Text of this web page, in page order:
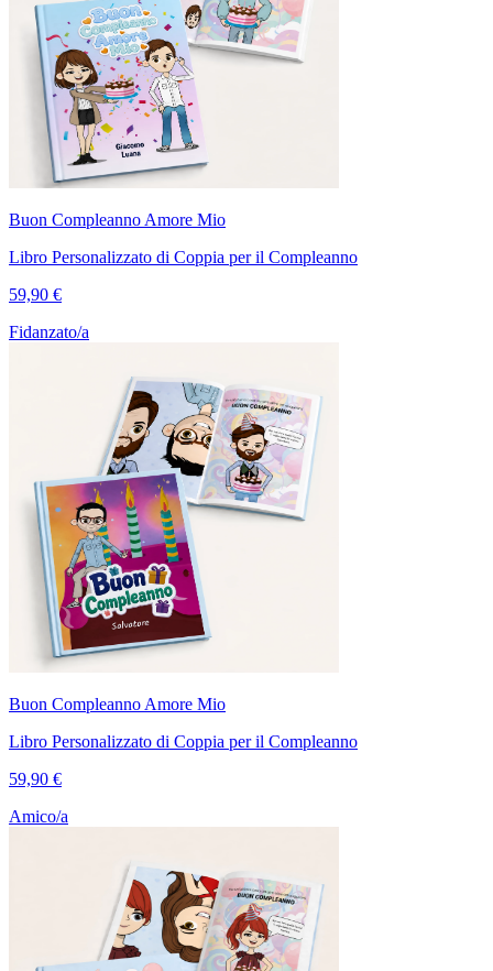
Buon Compleanno Amore Mio
Libro Personalizzato di Coppia per il Compleanno
59,90 €
Fidanzato/a
Buon Compleanno Amore Mio
Libro Personalizzato di Coppia per il Compleanno
59,90 €
Amico/a